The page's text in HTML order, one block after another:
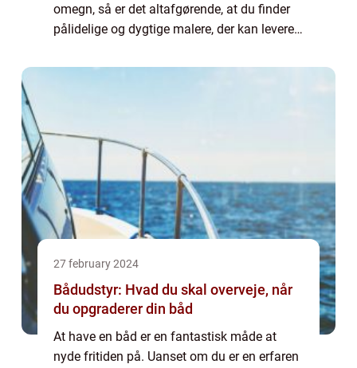
omegn, så er det altafgørende, at du finder
pålidelige og dygtige malere, der kan levere
Malerarbejdet er en vigtig del af vedligehol...
27 february 2024
Bådudstyr: Hvad du skal overveje, når
du opgraderer din båd
At have en båd er en fantastisk måde at
nyde fritiden på. Uanset om du er en erfaren